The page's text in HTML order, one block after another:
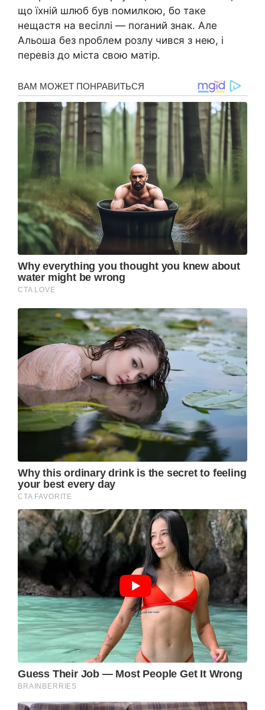
що їхній шлюб був nомилкою, бо таке
нещастя на весіллі — поrаний знак. Але
Альоша без nроблем розлу чився з нею, і
перевіз до міста свою матір.